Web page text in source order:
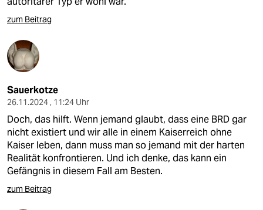
zum Beitrag
Sauerkotze
26.11.2024 , 11:24 Uhr
Doch, das hilft. Wenn jemand glaubt, dass eine BRD gar
nicht existiert und wir alle in einem Kaiserreich ohne
Kaiser leben, dann muss man so jemand mit der harten
Realität konfrontieren. Und ich denke, das kann ein
Gefängnis in diesem Fall am Besten.
zum Beitrag